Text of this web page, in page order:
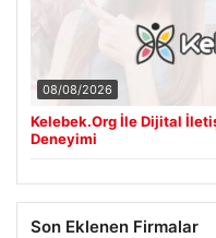
08/08/2026
Kelebek.Org İle Dijital
Deneyimi
Son Eklenen Firmalar